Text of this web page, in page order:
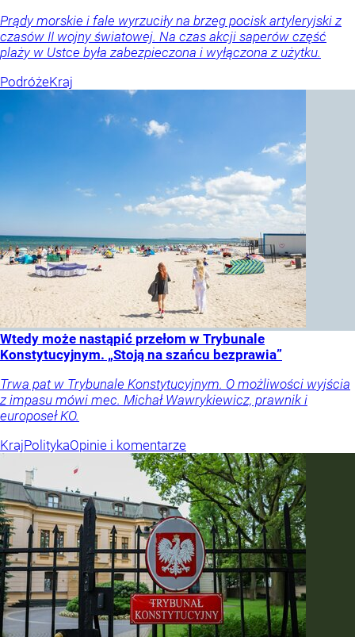
Prądy morskie i fale wyrzuciły na brzeg pocisk artyleryjski z
czasów II wojny światowej. Na czas akcji saperów część
plaży w Ustce była zabezpieczona i wyłączona z użytku.
PodróżeKraj
Wtedy może nastąpić przełom w Trybunale
Konstytucyjnym. „Stoją na szańcu bezprawia”
Trwa pat w Trybunale Konstytucyjnym. O możliwości wyjścia
z impasu mówi mec. Michał Wawrykiewicz, prawnik i
europoseł KO.
KrajPolitykaOpinie i komentarze